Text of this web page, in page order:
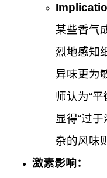
某些香气
烈地感知
异味更为
师认为“
显得“过于
杂的风味
激素影响：